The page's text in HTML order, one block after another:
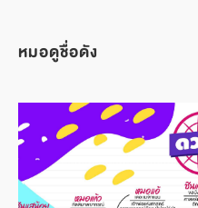
หมอดูชื่อดัง